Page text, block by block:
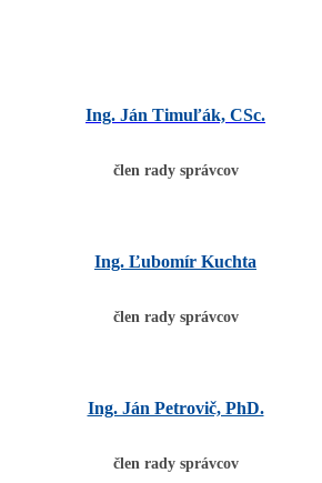
Ing. Ján Timuľák, CSc.
člen rady správcov
Ing. Ľubomír Kuchta
člen rady správcov
Ing. Ján Petrovič, PhD.
člen rady správcov